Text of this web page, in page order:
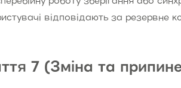
відповідають за резервне
7 (Зміна та